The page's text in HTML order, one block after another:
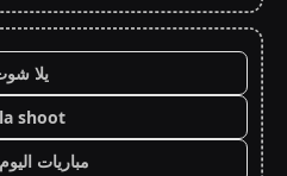
يلا
shoot
مباريات